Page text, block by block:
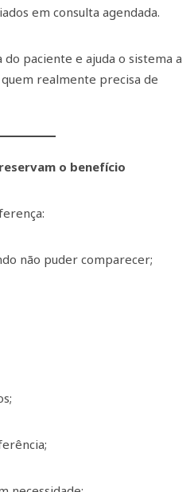
em consulta agendada.
paciente e ajuda o sistema a
realmente precisa de
o benefício
não puder comparecer;